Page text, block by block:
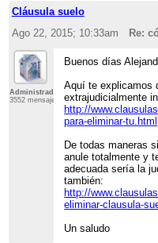
Cláusula suelo
Ago 22, 2015; 10:33am
Re:
Administrador
3552 mensajes
Buenos días
Aquí te explicamos
extrajudicialmente
http://
para-eliminar-tu.html
De todas maneras
anule totalmente y
adecuada sería la
también:
http://
eliminar-clausula-
Un saludo